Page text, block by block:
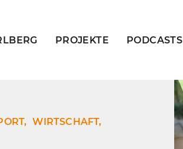
PROJEKTE PODCASTS
WIRTSCHAFT,